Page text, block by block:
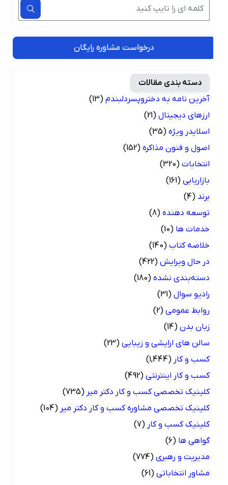
درخواست مشاوره رایگان
دسته بندی مقالات
آخرین نامه به دختروپسردلبندم (13)
ارزهای دیجیتال (21)
اسلایدر ویژه (35)
اصول و فنون مذاکره (152)
انتخابات (320)
بازاریابی (161)
(4)
توسعه دهنده (8)
خدمات ها (10)
خلاصه کتاب (140)
در حال ویرایش (422)
دسته‌بندی نشده (180)
رادیو سوال (31)
روابط عمومی (2)
زبان بدن (14)
سالن های ارایشی و زیبایی (23)
کسب و کار (1,444)
کسب و کار اینترنتی (492)
کلینیک تخصصی کسب و کار دکتر میر (735)
کلینیک تخصصی مشاوره کسب و کار دکتر میر (104)
کلینیک کسب و کار (7)
گواهی ها (6)
مدیریت و رهبری (774)
مشاور انتخاباتی (61)